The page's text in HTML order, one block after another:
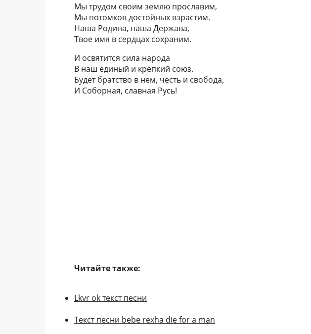
Мы трудом своим землю прославим,
Мы потомков достойных взрастим.
Наша Родина, наша Держава,
Твое имя в сердцах сохраним.
И освятится сила народа
В наш единый и крепкий союз.
Будет братство в нем, честь и свобода,
И Соборная, славная Русь!
Читайте также:
Lkvr ok текст песни
Текст песни bebe rexha die for a man